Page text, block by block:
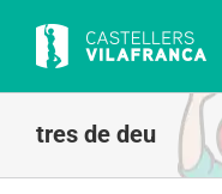
content
tres de deu